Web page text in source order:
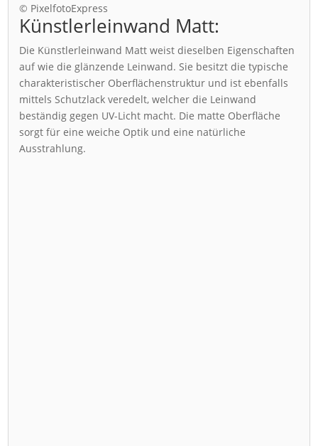
© PixelfotoExpress
Künstlerleinwand Matt:
Die Künstlerleinwand Matt weist dieselben Eigenschaften
auf wie die glänzende Leinwand. Sie besitzt die typische
charakteristischer Oberflächenstruktur und ist ebenfalls
mittels Schutzlack veredelt, welcher die Leinwand
beständig gegen UV-Licht macht. Die matte Oberfläche
sorgt für eine weiche Optik und eine natürliche
Ausstrahlung.